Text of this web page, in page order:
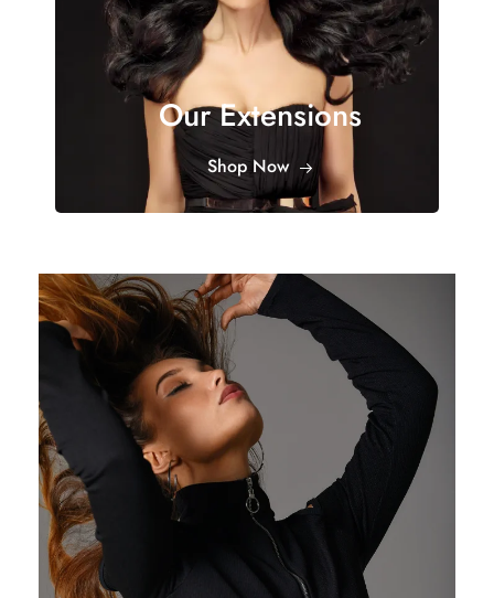
Our Extensions
Shop Now
25,41 27,83